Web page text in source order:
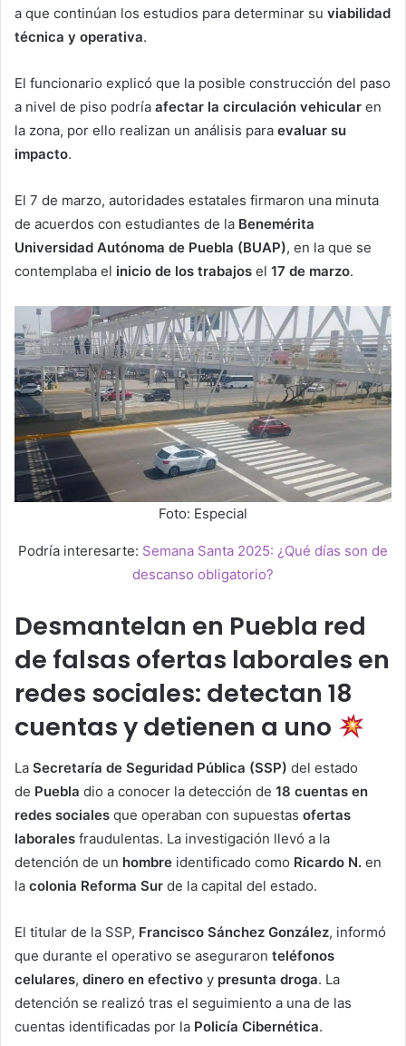
a que continúan los estudios para determinar su viabilidad
técnica y operativa.
El funcionario explicó que la posible construcción del paso
a nivel de piso podría afectar la circulación vehicular en
la zona, por ello realizan un análisis para evaluar su
impacto.
El 7 de marzo, autoridades estatales firmaron una minuta
de acuerdos con estudiantes de la Benemérita
Universidad Autónoma de Puebla (BUAP), en la que se
contemplaba el inicio de los trabajos el 17 de marzo.
Foto: Especial
Podría interesarte: Semana Santa 2025: ¿Qué días son de
descanso obligatorio?
Desmantelan en Puebla red
de falsas ofertas laborales en
redes sociales: detectan 18
cuentas y detienen a uno
La Secretaría de Seguridad Pública (SSP) del estado
de Puebla dio a conocer la detección de 18 cuentas en
redes sociales que operaban con supuestas ofertas
laborales fraudulentas. La investigación llevó a la
detención de un hombre identificado como Ricardo N. en
la colonia Reforma Sur de la capital del estado.
El titular de la SSP, Francisco Sánchez González, informó
que durante el operativo se aseguraron teléfonos
celulares, dinero en efectivo y presunta droga. La
detención se realizó tras el seguimiento a una de las
cuentas identificadas por la Policía Cibernética.